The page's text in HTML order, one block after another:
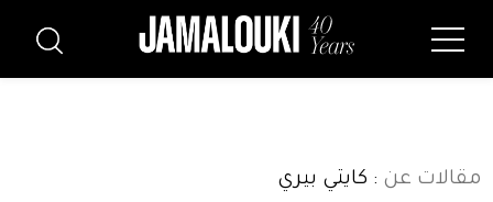
مقالات عن : كايتي بيري